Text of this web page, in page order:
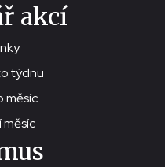
akcí
týdnu
měsíc